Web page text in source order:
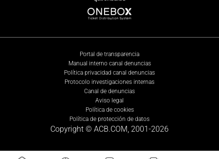
Portal de transparencia
Manual interno canal denuncias
Política privacidad canal denuncias
Protocolo investigaciones internas
Canal de denuncias
Aviso legal
Política de cookies
Política de protección de datos
Copyright © ACB.COM, 2001-2026